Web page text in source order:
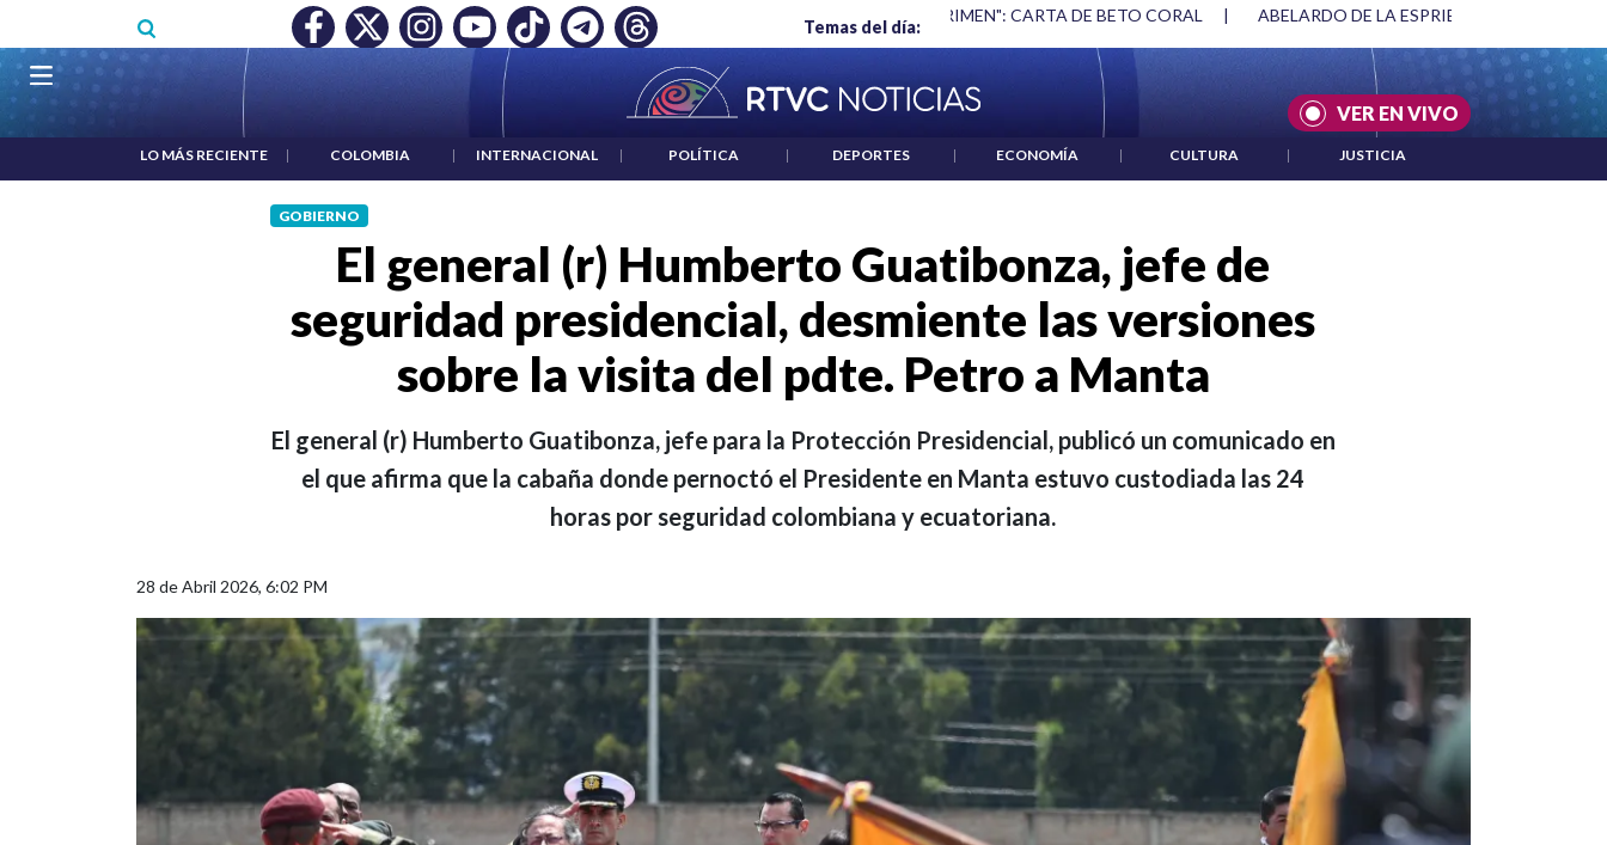
Temas del día:
MÍNIMO NO DESTRUYÓ EMPLEO: JP MORGAN | "HABLAR NO ES UN CRIMEN": CARTA DE BETO CORAL ABELARDO DE LA ESPRIELLA Y DMG | ACUERDOS ENTRE ESTADOS UNIDOS E
VER EN VIVO
Navegación principal
LO MÁS RECIENTE | COLOMBIA | INTERNACIONAL | POLÍTICA | DEPORTES | ECONOMÍA | CULTURA | JUSTICIA
GOBIERNO
El general (r) Humberto Guatibonza, jefe de
seguridad presidencial, desmiente las versiones
sobre la visita del pdte. Petro a Manta
El general (r) Humberto Guatibonza, jefe para la Protección Presidencial, publicó un comunicado en
el que afirma que la cabaña donde pernoctó el Presidente en Manta estuvo custodiada las 24
horas por seguridad colombiana y ecuatoriana.
28 de Abril 2026, 6:02 PM